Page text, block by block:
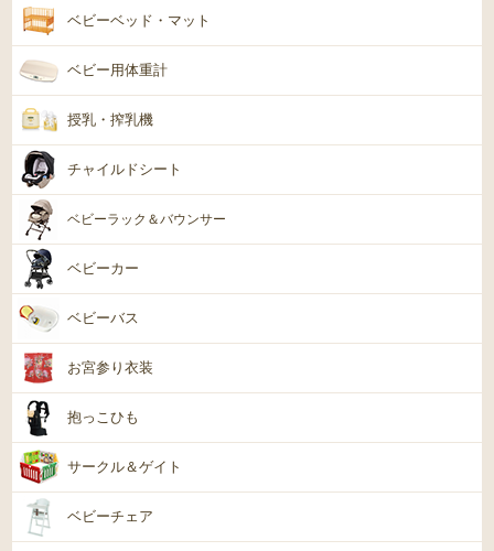
ベビーベッド・マット
ベビー用体重計
授乳・搾乳機
チャイルドシート
ベビーラック＆バウンサー
ベビーカー
ベビーバス
お宮参り衣装
抱っこひも
サークル＆ゲイト
ベビーチェア